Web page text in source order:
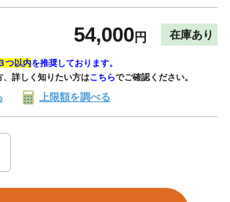
54,000円 在庫あり
つ以内を推奨しております。
、詳しく知りたい方はこちらでご確認ください。
上限額を調べる